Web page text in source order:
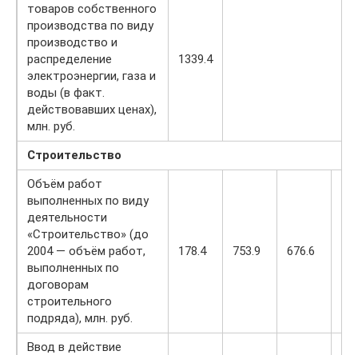
товаров собственного
производства по виду
производство и
распределение
электроэнергии, газа и
воды (в факт.
действовавших ценах),
млн. руб.
1339.4
Строительство
Объём работ
выполненных по виду
деятельности
«Строительство» (до
2004 — объём работ,
выполненных по
договорам
строительного
подряда), млн. руб.
178.4 753.9 676.6
Ввод в действие